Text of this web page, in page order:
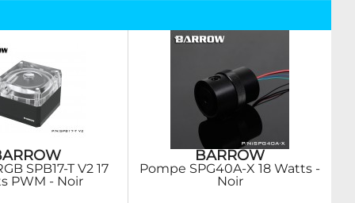
SPB17-T V2 17
PWM - Noir
BARROW
Pompe SPG40A-X 18 Watts -
Noir